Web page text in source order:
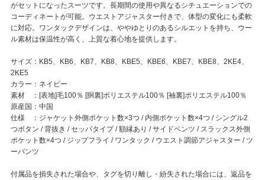
がセットになったスーツです。長期間の使用や異なるシチュエーションでの
コーディネートが可能。ウエストアジャスター付きで、体型の変化にも柔軟
に対応。ワンタックデザインは、ややゆとりのあるシルエットを持ち、ウー
ル素材は保温性が高く、上質な着心地を提供します。
サイズ：KB5、KB6、KB7、KB8、KBE5、KBE6、KBE7、KBE8、2KE4、
2KE5
カラー：ネイビー
素材 ：[表地]毛100％ [胴裏]ポリエステル100％ [袖裏]ポリエステル100％
原産国：中国
仕様 ：ジャケット外側ポケット数×3つ / 内側ポケット数×4つ / シングル2
つボタン / 背抜き / セッパタイプ / 額縁あり / サイドベンツ / スラックス外側
ポケット数×4つ / ジップフライ / ワンタック / ウエスト調節アジャスター / ツ
ーパンツ
付属品を損失された場合や、タグを切り離し・紛失された場合には、返品を